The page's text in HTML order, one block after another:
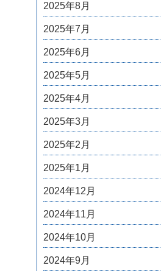
2025年8月
2025年7月
2025年6月
2025年5月
2025年4月
2025年3月
2025年2月
2025年1月
2024年12月
2024年11月
2024年10月
2024年9月